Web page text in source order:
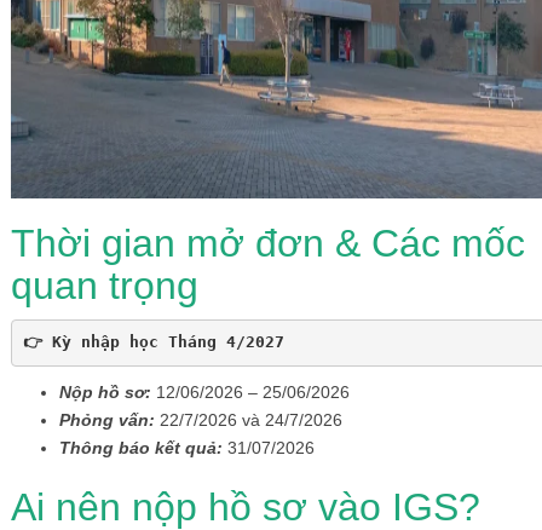
Thời gian mở đơn & Các mốc
quan trọng
👉 Kỳ nhập học Tháng 4/2027
Nộp hồ sơ: 12/06/2026 – 25/06/2026
Phỏng vấn: 22/7/2026 và 24/7/2026
Thông báo kết quả: 31/07/2026
Ai nên nộp hồ sơ vào IGS?